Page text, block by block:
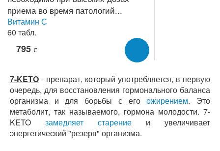
Витамин С
60 табл.
795 c
7-KETO - препарат, который употребляется, в первую
очередь, для восстановления гормонального баланса
организма и для борьбы с егоожирением. Это
метаболит, так называемого, гормона молодости. 7-
KETO замедляет старение и увеличивает
энергетический "резерв" организма.